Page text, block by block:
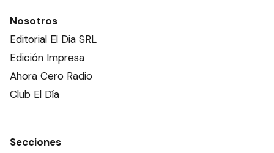
Nosotros
Editorial El Dia SRL
Edición Impresa
Ahora Cero Radio
Club El Día
Secciones